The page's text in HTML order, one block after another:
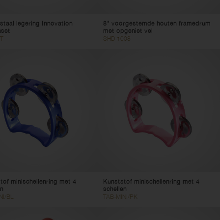
legering Innovation
8" voorgestemde houten framedrum
met opgeniet vel
SHD-1008
minischellenring met 4
BL
Kunststof minischellenring met 4
schellen
TAB-MINI/PK